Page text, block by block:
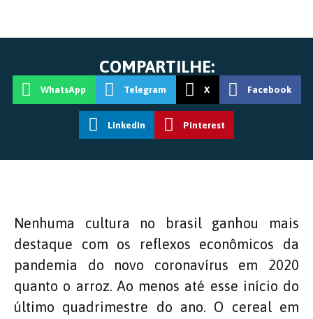
COMPARTILHE:
WhatsApp Telegram X Facebook
LinkedIn Pinterest
Nenhuma cultura no brasil ganhou mais
destaque com os reflexos econômicos da
pandemia do novo coronavírus em 2020
quanto o arroz. Ao menos até esse início do
último quadrimestre do ano. O cereal em